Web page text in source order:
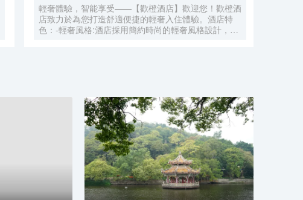
輕奢體驗，智能享受——【歡橙酒店】歡迎您！歡橙酒
店致力於為您打造舒適便捷的輕奢入住體驗。酒店特
色：-輕奢風格:酒店採用簡約時尚的輕奢風格設計，注
影院，享受震撼視聽盛宴。-貼心服務:酒店設有洗衣
房，並提供烘乾服務，解決您的洗衣煩惱，讓旅途更加
輕鬆自在。歡橙酒店是您商務出行、休閒度假的理想之
選。期待您的光臨！温馨提示，圖片僅供參考，無法涵
蓋所有房型，詳細的實物照片請諮詢酒店。